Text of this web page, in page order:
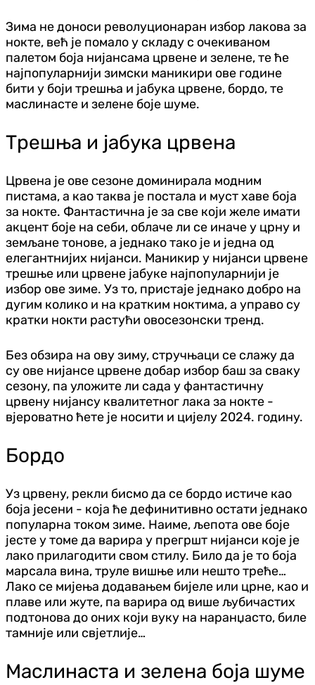
Зима не доноси револуционаран избор лакова за
нокте, већ је помало у складу с очекиваном
палетом боја нијансама црвене и зелене, те ће
најпопуларнији зимски маникири ове године
бити у боји трешња и јабука црвене, бордо, те
маслинасте и зелене боје шуме.
Трешња и јабука црвена
Црвена је ове сезоне доминирала модним
пистама, а као таква је постала и муст хаве боја
за нокте. Фантастична је за све који желе имати
акцент боје на себи, облаче ли се иначе у црну и
земљане тонове, а једнако тако је и једна од
елегантнијих нијанси. Маникир у нијанси црвене
трешње или црвене јабуке најпопуларнији је
избор ове зиме. Уз то, пристаје једнако добро на
дугим колико и на кратким ноктима, а управо су
кратки нокти растући овосезонски тренд.
Без обзира на ову зиму, стручњаци се слажу да
су ове нијансе црвене добар избор баш за сваку
сезону, па уложите ли сада у фантастичну
црвену нијансу квалитетног лака за нокте -
вјероватно ћете је носити и цијелу 2024. годину.
Бордо
Уз црвену, рекли бисмо да се бордо истиче као
боја јесени - која ће дефинитивно остати једнако
популарна током зиме. Наиме, љепота ове боје
јесте у томе да варира у прегршт нијанси које је
лако прилагодити свом стилу. Било да је то боја
марсала вина, труле вишње или нешто треће…
Лако се мијења додавањем бијеле или црне, као и
плаве или жуте, па варира од више љубичастих
подтонова до оних који вуку на наранџасто, биле
тамније или свјетлије…
Маслинаста и зелена боја шуме